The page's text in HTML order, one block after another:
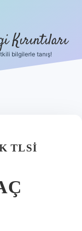
Kırıntıları
bilgilerle tanış!
TLSI